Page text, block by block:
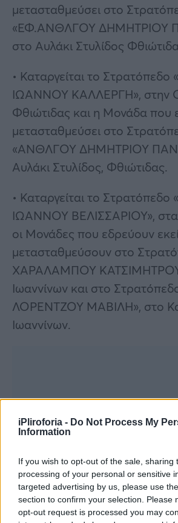
iPliroforia - Do Not Process My
Information
If you wish to opt-out of the sale, sharing
processing of your personal or sensitive
targeted advertising by us, please use
section to confirm your selection. Please
opt-out request is processed you may
μετασταθμεύσει στο
«ΕΦ.ΑΝΘΛΓΟΥ ΔΗΜΗΤΡΙΟΥ
στο Αυλάκι Στυλίδος
• Καταργείται το Στρατόπεδο
ΙΩΑΝΝΟΥ ΚΑΛΛΕΡΓΗ», στην
Φθιώτιδας και η Μονάδα που
μετασταθμεύσει στο
«ΑΝΘΛΓΟΥ ΔΗΜΗΤΡΙΟΥ
Αυλάκι Στυλίδος, Φθιώτιδας.
• Καταργείται το Στρατόπεδο
ΙΩΑΝΝΟΥ ΒΕΛΙΣΣΑΡΙΟΥ», στα
οι Μονάδες που εδρεύουν
μετασταθμεύσουν στο
ΧΑΡΑΛΑΜΠΟΥ
Ιωαννίνων και στο
ΛΟΡΕΝΤΖΟΥ ΜΑΒΙΛΗ», στο
Ιωαννίνων.